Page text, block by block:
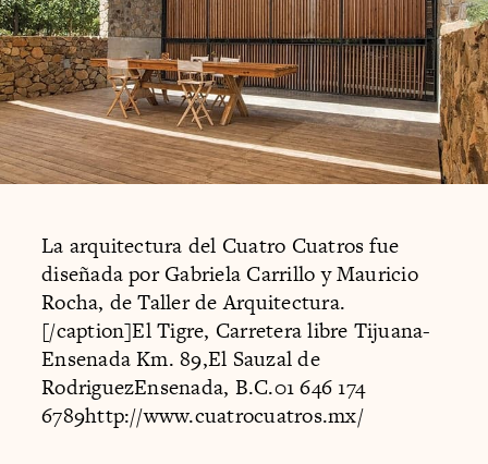
La arquitectura del Cuatro Cuatros fue
diseñada por Gabriela Carrillo y Mauricio
Rocha, de Taller de Arquitectura.
[/caption]El Tigre, Carretera libre Tijuana-
Ensenada Km. 89,El Sauzal de
RodriguezEnsenada, B.C.01 646 174
6789http://www.cuatrocuatros.mx/